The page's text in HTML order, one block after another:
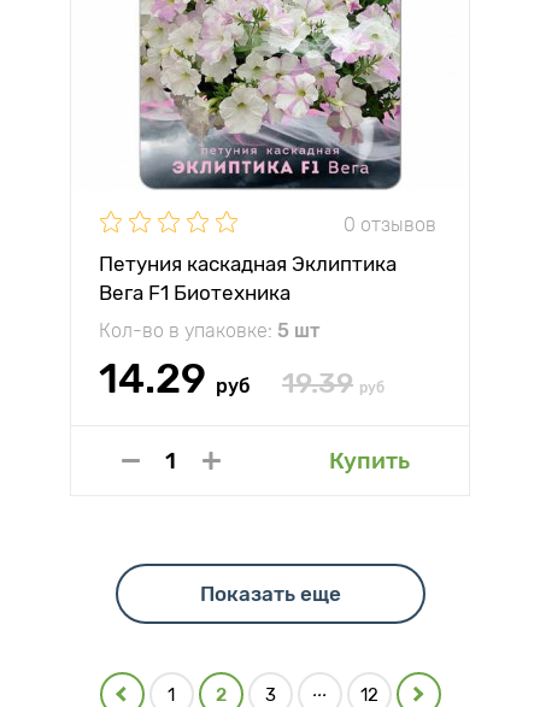
0 отзывов
Петуния каскадная Эклиптика
Вега F1 Биотехника
Кол-во в упаковке: 5 шт
14.29 руб 19.39 руб
Купить
Показать еще
1 2 3 ... 12